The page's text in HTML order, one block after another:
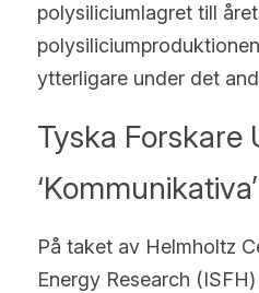
polysiliciumlagret till
ytterligare under det
Tyska Forskare
På taket av Helmholtz
Energy Research